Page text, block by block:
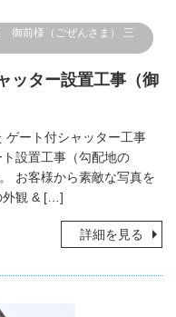
御前様（ごぜんさま）
三
ッター設置工事（御
ゲート付シャッター工事
設置工事（勾配地の
お客様から素敵な写真を
外観 & […]
詳細を見る